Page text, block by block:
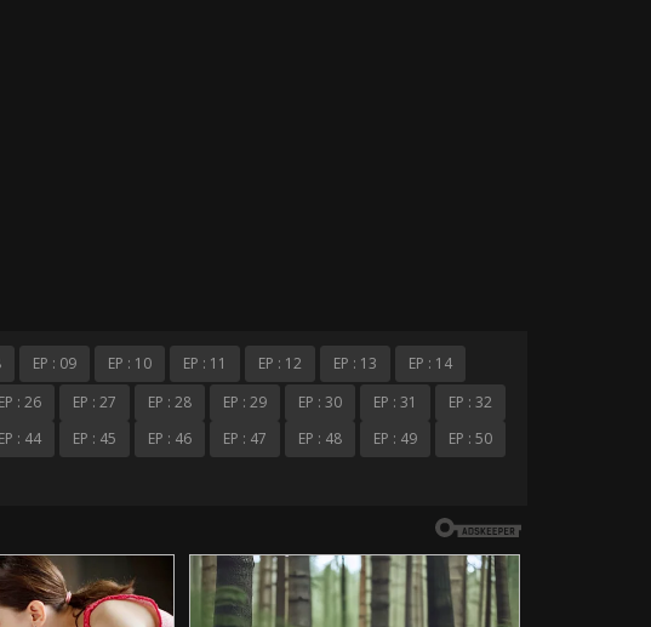
EP : 09 EP : 10 EP : 11 EP : 12 EP : 13
EP : 14
EP : 26 EP : 27 EP : 28 EP : 29 EP : 30 EP : 31
EP : 32
EP : 44 EP : 45 EP : 46 EP : 47 EP : 48 EP : 49
EP : 50